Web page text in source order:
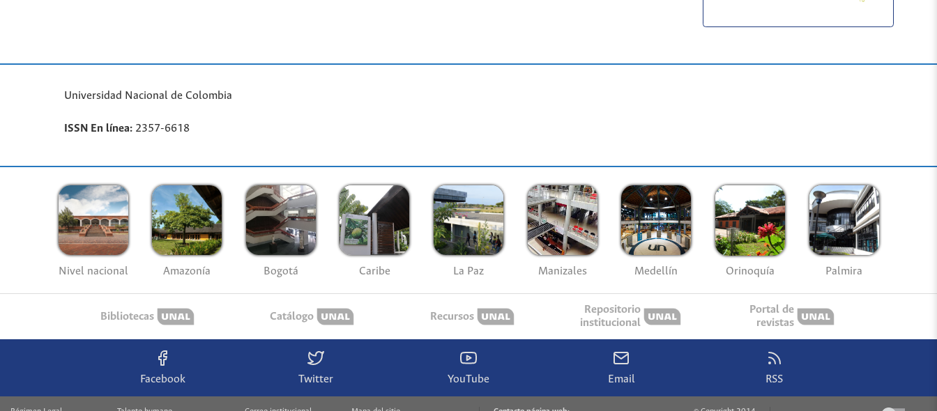
Universidad Nacional de Colombia
ISSN En línea: 2357-6618
Nivel nacional Amazonía Bogotá Caribe La Paz Manizales Medellín Orinoquía Palmira
Bibliotecas Catálogo Recursos
Repositorio
institucional
Portal de
revistas
Facebook Twitter YouTube Email RSS